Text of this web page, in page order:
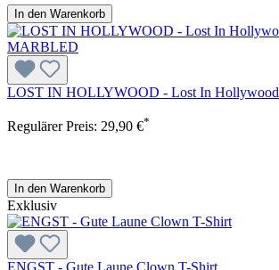
In den Warenkorb
LOST IN HOLLYWOOD - Lost In
Regulärer Preis: 29,90 €*
In den Warenkorb
Exklusiv
ENGST - Gute Laune Clown T-Shirt